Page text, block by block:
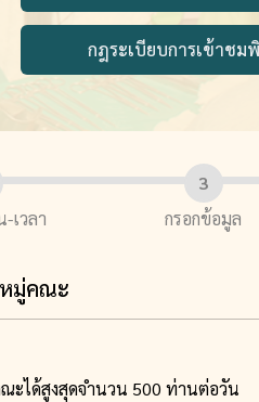
กฎระเบียบการเข้าช
เวลา กรอกข้อมูล
มู่คณะ
ะได้สูงสุดจำนวน 500 ท่านต่อวัน